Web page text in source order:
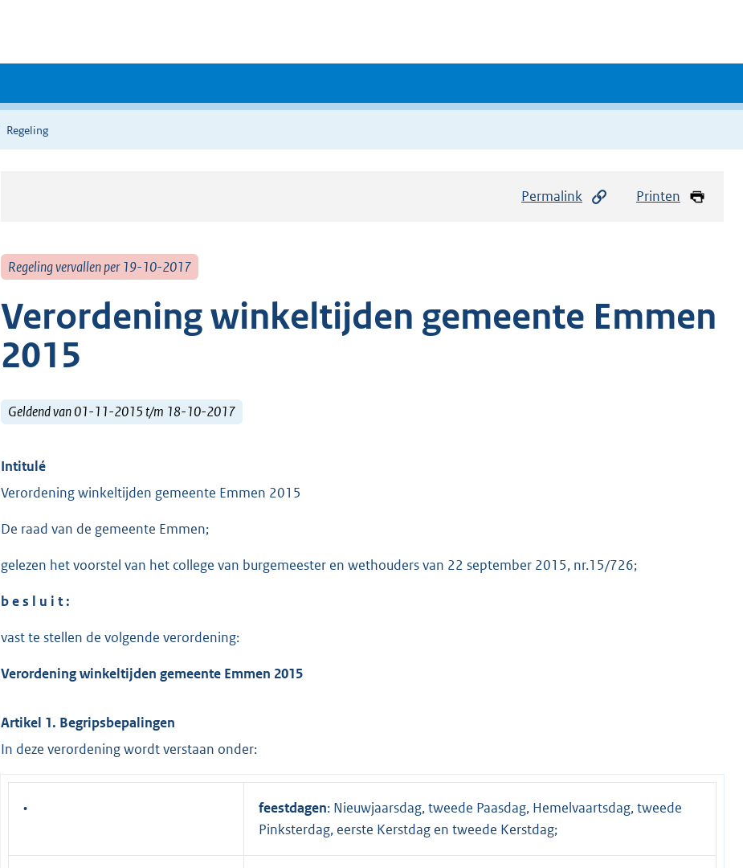
Regeling
Permalink Printen
Regeling vervallen per 19-10-2017
Verordening winkeltijden gemeente Emmen
2015
Geldend van 01-11-2015 t/m 18-10-2017
Intitulé
Verordening winkeltijden gemeente Emmen 2015
De raad van de gemeente Emmen;
gelezen het voorstel van het college van burgemeester en wethouders van 22 september 2015, nr.15/726;
b e s l u i t :
vast te stellen de volgende verordening:
Verordening winkeltijden gemeente Emmen 2015
Artikel 1. Begripsbepalingen
In deze verordening wordt verstaan onder:
• feestdagen: Nieuwjaarsdag, tweede Paasdag, Hemelvaartsdag, tweede
Pinksterdag, eerste Kerstdag en tweede Kerstdag;